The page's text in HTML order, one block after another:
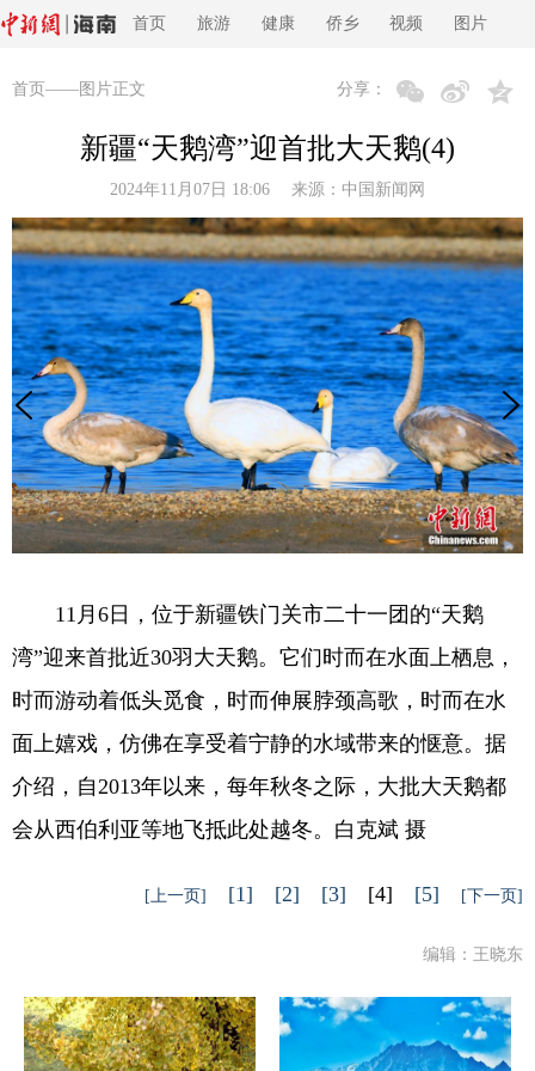
首页 旅游 健康 侨乡 视频 图片
首页 ——图片正文 分享：
新疆“天鹅湾”迎首批大天鹅(4)
2024年11月07日 18:06 来源： 中国新闻网
11月6日，位于新疆铁门关市二十一团的“天鹅
湾”迎来首批近30羽大天鹅。它们时而在水面上栖息，
时而游动着低头觅食，时而伸展脖颈高歌，时而在水
面上嬉戏，仿佛在享受着宁静的水域带来的惬意。据
介绍，自2013年以来，每年秋冬之际，大批大天鹅都
会从西伯利亚等地飞抵此处越冬。白克斌 摄
[上一页] [1] [2] [3] [4] [5] [下一页]
编辑：王晓东